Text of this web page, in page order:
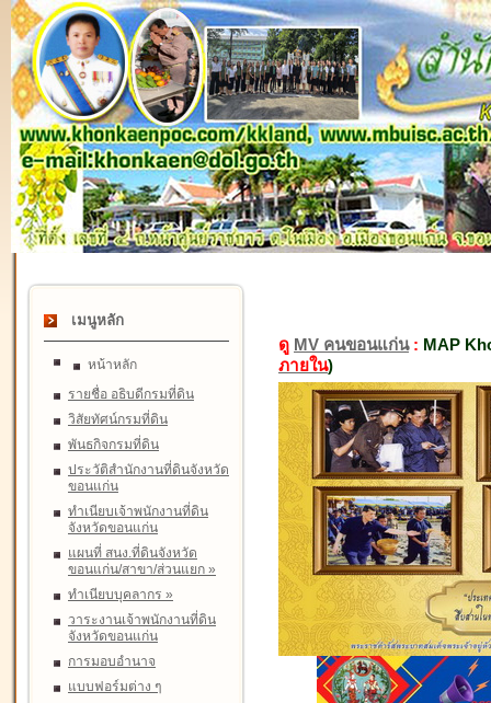
เมนูหลัก
หน้าหลัก
รายชื่อ อธิบดีกรมที่ดิน
วิสัยทัศน์กรมที่ดิน
พันธกิจกรมที่ดิน
ประวัติสำนักงานที่ดินจังหวัด
ขอนแก่น
ทำเนียบเจ้าพนักงานที่ดิน
จังหวัดขอนแก่น
แผนที่ สนง.ที่ดินจังหวัด
ขอนแก่น/สาขา/ส่วนแยก »
ทำเนียบบุคลากร »
วาระงานเจ้าพนักงานที่ดิน
จังหวัดขอนแก่น
การมอบอำนาจ
แบบฟอร์มต่าง ๆ
ดู MV คนขอนแก่น: MAP
ภายใน)